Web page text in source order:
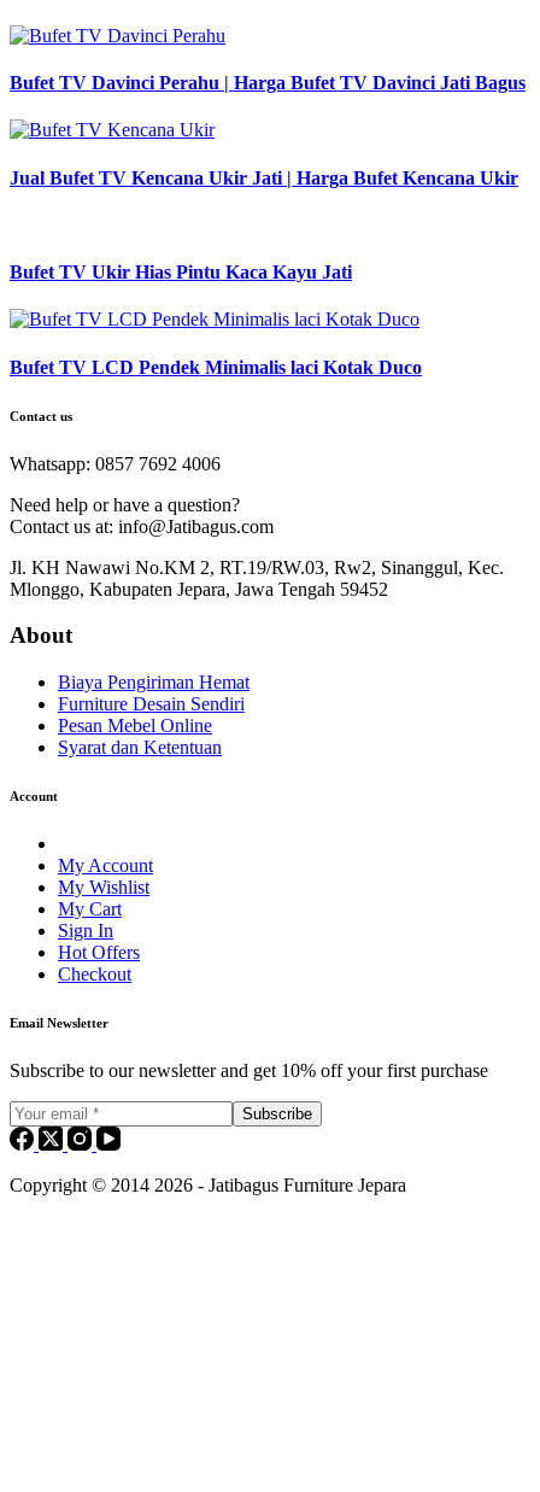
Bufet TV Davinci Perahu | Harga Bufet TV Davinci Jati Bagus
Jual Bufet TV Kencana Ukir Jati | Harga Bufet Kencana Ukir
Bufet TV Ukir Hias Pintu Kaca Kayu Jati
Bufet TV LCD Pendek Minimalis laci Kotak Duco
Contact us
Whatsapp: 0857 7692 4006
Need help or have a question?
Contact us at: info@Jatibagus.com
Jl. KH Nawawi No.KM 2, RT.19/RW.03, Rw2, Sinanggul, Kec.
Mlonggo, Kabupaten Jepara, Jawa Tengah 59452
About
Biaya Pengiriman Hemat
Furniture Desain Sendiri
Pesan Mebel Online
Syarat dan Ketentuan
Account
My Account
My Wishlist
My Cart
Sign In
Hot Offers
Checkout
Email Newsletter
Subscribe to our newsletter and get 10% off your first purchase
Subscribe
Copyright © 2014 2026 - Jatibagus Furniture Jepara